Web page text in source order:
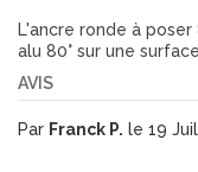
L'ancre ronde à poser
alu 80° sur une
AVIS
Par Franck P. le 19